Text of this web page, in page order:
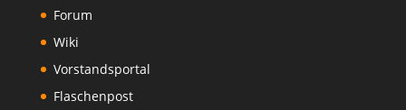
Forum
Wiki
Vorstandsportal
Flaschenpost